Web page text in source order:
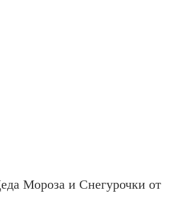
Мороза и Снегурочки от